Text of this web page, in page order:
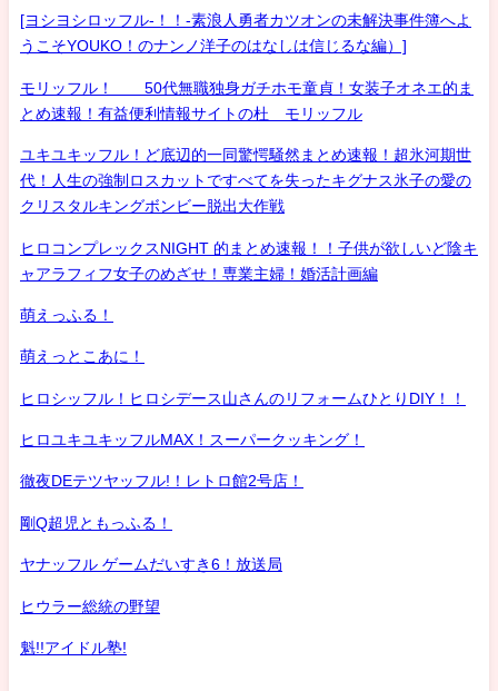
[ヨシヨシロッフル-！！-素浪人勇者カツオンの未解決事件簿へよ
うこそYOUKO！のナンノ洋子のはなしは信じるな編）]
モリッフル！ 50代無職独身ガチホモ童貞！女装子オネエ的ま
とめ速報！有益便利情報サイトの杜 モリッフル
ユキユキッフル！ど底辺的一同驚愕騒然まとめ速報！超氷河期世
代！人生の強制ロスカットですべてを失ったキグナス氷子の愛の
クリスタルキングボンビー脱出大作戦
ヒロコンプレックスNIGHT 的まとめ速報！！子供が欲しいど陰キ
ャアラフィフ女子のめざせ！専業主婦！婚活計画編
萌えっふる！
萌えっとこあに！
ヒロシッフル！ヒロシデース山さんのリフォームひとりDIY！！
ヒロユキユキッフルMAX！スーパークッキング！
徹夜DEテツヤッフル!！レトロ館2号店！
剛Q超児ともっふる！
ヤナッフル ゲームだいすき6！放送局
ヒウラー総統の野望
魁!!アイドル塾!